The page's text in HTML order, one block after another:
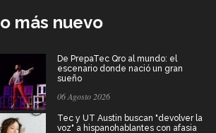
más nuevo
De PrepaTec Qro al mundo: el
escenario donde nació un gran
sueño
06 Agosto 2026
Tec y UT Austin buscan "devolver la
voz" a hispanohablantes con afasia